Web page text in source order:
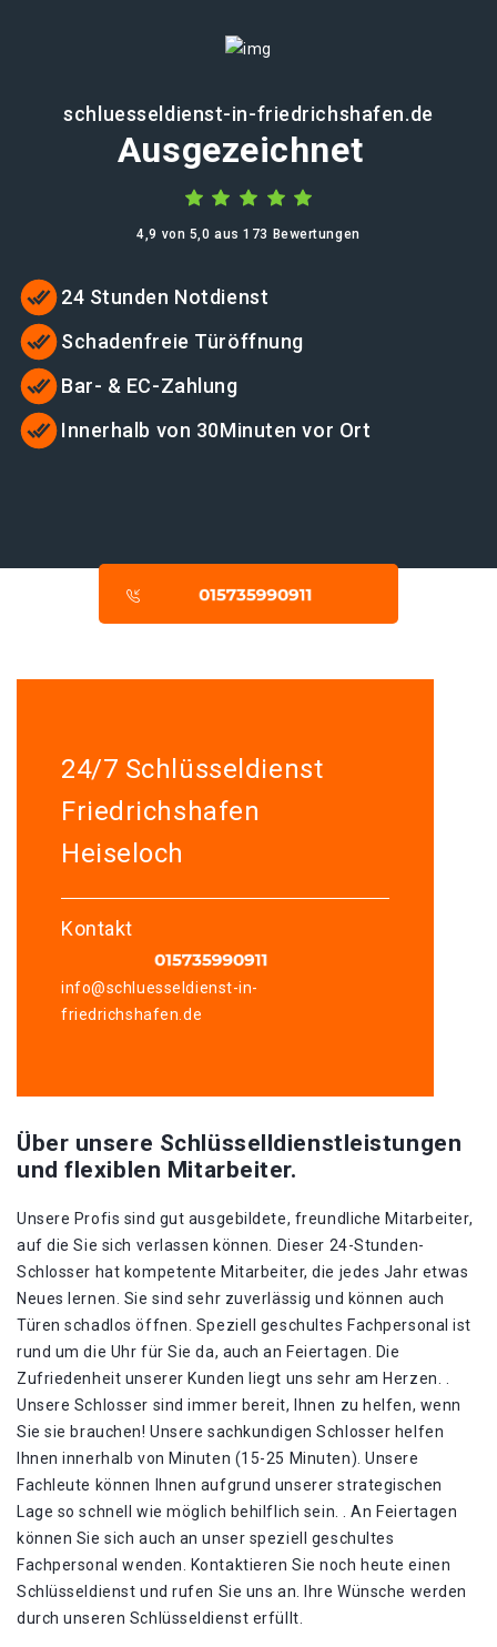
schluesseldienst-in-friedrichshafen.de
Ausgezeichnet
4,9 von 5,0 aus 173 Bewertungen
24 Stunden Notdienst
Schadenfreie Türöffnung
Bar- & EC-Zahlung
Innerhalb von 30Minuten vor Ort
24/7 Schlüsseldienst
Friedrichshafen
Heiseloch
Kontakt
info@schluesseldienst-in-
friedrichshafen.de
Über unsere Schlüsselldienstleistungen
und flexiblen Mitarbeiter.
Unsere Profis sind gut ausgebildete, freundliche Mitarbeiter,
auf die Sie sich verlassen können. Dieser 24-Stunden-
Schlosser hat kompetente Mitarbeiter, die jedes Jahr etwas
Neues lernen. Sie sind sehr zuverlässig und können auch
Türen schadlos öffnen. Speziell geschultes Fachpersonal ist
rund um die Uhr für Sie da, auch an Feiertagen. Die
Zufriedenheit unserer Kunden liegt uns sehr am Herzen. .
Unsere Schlosser sind immer bereit, Ihnen zu helfen, wenn
Sie sie brauchen! Unsere sachkundigen Schlosser helfen
Ihnen innerhalb von Minuten (15-25 Minuten). Unsere
Fachleute können Ihnen aufgrund unserer strategischen
Lage so schnell wie möglich behilflich sein. . An Feiertagen
können Sie sich auch an unser speziell geschultes
Fachpersonal wenden. Kontaktieren Sie noch heute einen
Schlüsseldienst und rufen Sie uns an. Ihre Wünsche werden
durch unseren Schlüsseldienst erfüllt.